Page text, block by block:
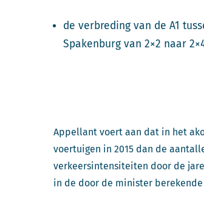
de verbreding van de A1
Spakenburg van 2×2 naar
Appellant voert aan dat in het
voertuigen in 2015 dan de
verkeersintensiteiten door de
in de door de minister